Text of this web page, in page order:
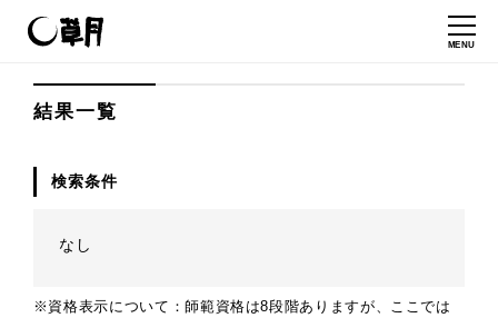
MENU
結果一覧
検索条件
なし
※資格表示について：師範資格は8段階ありますが、ここでは